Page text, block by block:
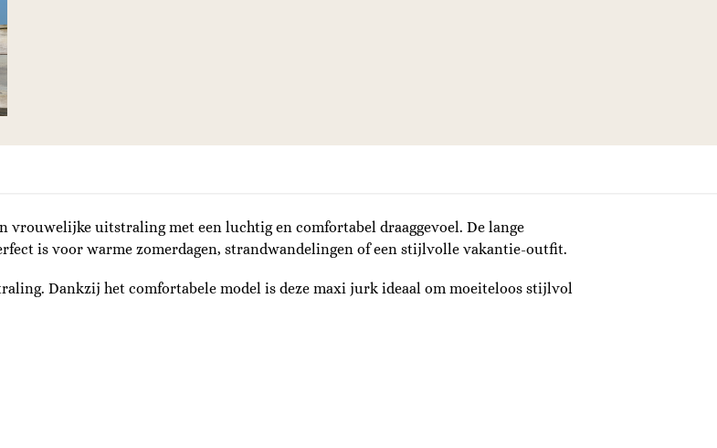
vrouwelijke uitstraling met een luchtig en comfortabel draaggevoel. De lange
is voor warme zomerdagen, strandwandelingen of een stijlvolle vakantie-outfit.
Dankzij het comfortabele model is deze maxi jurk ideaal om moeiteloos stijlvol